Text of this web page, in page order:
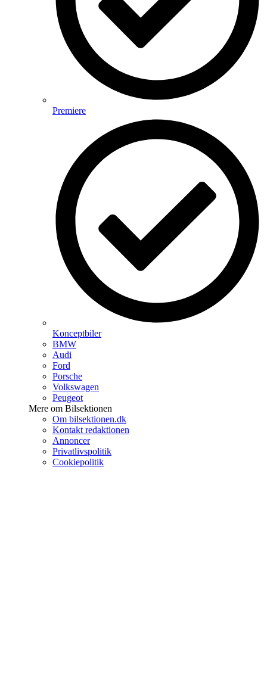
Premiere
Konceptbiler
BMW
Audi
Ford
Porsche
Volkswagen
Peugeot
Mere om Bilsektionen
Om bilsektionen.dk
Kontakt redaktionen
Annoncer
Privatlivspolitik
Cookiepolitik